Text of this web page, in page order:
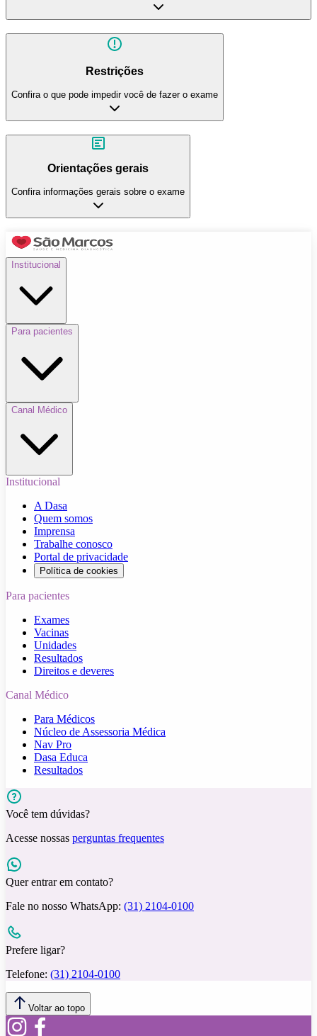
Restrições
Confira o que pode impedir você de fazer o exame
Orientações gerais
Confira informações gerais sobre o exame
Institucional
Para pacientes
Canal Médico
Institucional
A Dasa
Quem somos
Imprensa
Trabalhe conosco
Portal de privacidade
Política de cookies
Para pacientes
Exames
Vacinas
Unidades
Resultados
Direitos e deveres
Canal Médico
Para Médicos
Núcleo de Assessoria Médica
Nav Pro
Dasa Educa
Resultados
Você tem dúvidas?
Acesse nossas perguntas frequentes
Quer entrar em contato?
Fale no nosso WhatsApp: (31) 2104-0100
Prefere ligar?
Telefone: (31) 2104-0100
Voltar ao topo